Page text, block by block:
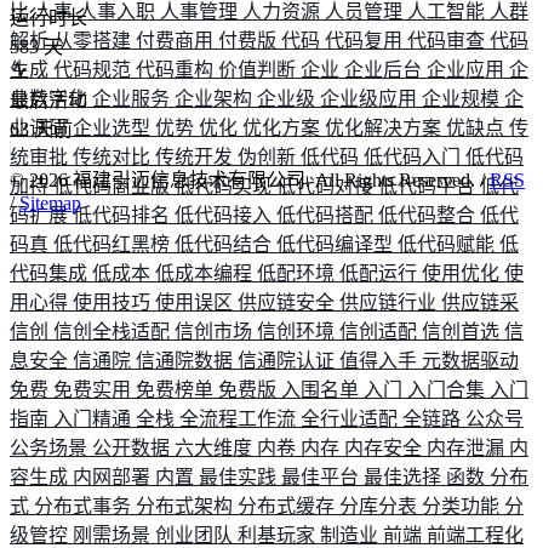
比人事人事入职 人事管理 人力资源 人员管理 人工智能 人群
解析从零搭建 付费商用 付费版 代码 代码复用 代码审查 代码
生成 代码规范 代码重构 价值判断 企业 企业后台 企业应用 企
业数字化 企业服务 企业架构 企业级 企业级应用 企业规模 企
业调研企业选型 优势 优化 优化方案 优化解决方案 优缺点 传
统审批 传统对比 传统开发 伪创新 低代码 低代码入门 低代码
加持低代码商业版低代码实现低代码对接低代码平台 低代
码扩展低代码排名 低代码接入 低代码搭配 低代码整合 低代
码真 低代码红黑榜 低代码结合 低代码编译型 低代码赋能 低
代码集成 低成本 低成本编程 低配环境 低配运行 使用优化 使
用心得 使用技巧 使用误区 供应链安全 供应链行业 供应链采
信创 信创全栈适配 信创市场 信创环境 信创适配 信创首选 信
息安全 信通院 信通院数据 信通院认证 值得入手 元数据驱动
免费 免费实用 免费榜单 免费版 入围名单 入门 入门合集 入门
指南 入门精通 全栈 全流程工作流 全行业适配 全链路 公众号
公务场景 公开数据 六大维度 内卷 内存 内存安全 内存泄漏 内
容生成 内网部署 内置 最佳实践 最佳平台 最佳选择 函数 分布
式 分布式事务 分布式架构 分布式缓存 分库分表 分类功能 分
级管控 刚需场景 创业团队 利基玩家 制造业 前端 前端工程化
运行时长
583 天
最后活动
63 天前
©2026福建引迈信息技术有限公司. All Rights Reserved. /RSS
/Sitemap